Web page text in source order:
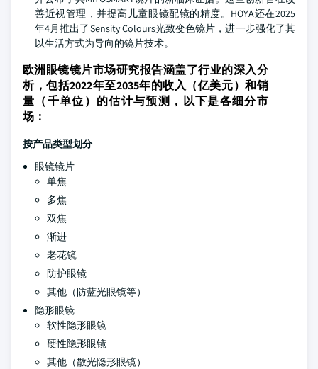
善近视管理，并提高儿童眼镜配镜的精度。HOYA还在2025
年4月推出了Sensity Colours光致变色镜片，进一步强化了其
以生活方式为导向的镜片技术。
欧洲眼镜镜片市场研究报告涵盖了行业的深入分
析，包括2022年至2035年的收入（亿美元）和销
量（千单位）的估计与预测，以下是各细分市
场：
按产品类型划分
眼镜镜片
单焦
多焦
双焦
渐进
老花镜
防护眼镜
其他（防蓝光眼镜等）
隐形眼镜
软性隐形眼镜
硬性隐形眼镜
其他（散光隐形眼镜）